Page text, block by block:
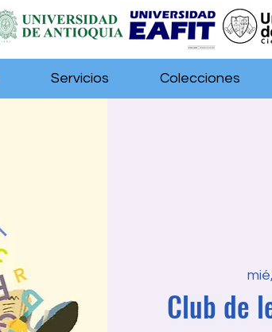
Servicios Colecciones
Club de